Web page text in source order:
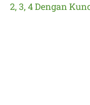
2, 3, 4 Dengan